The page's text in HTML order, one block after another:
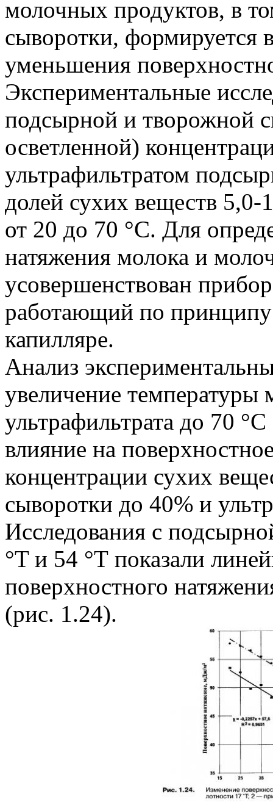
молочных продуктов, в
сыворотки, формируется
уменьшения
Экспериментальные
подсырной и творожной
осветленной)
ультрафильтратом
долей сухих веществ 5,0-
от 20 до 70 °С. Для
натяжения молока и
усовершенствован
работающий по принципу
капилляре.
Анализ
увеличение
ультрафильтрата до 70
влияние на
концентрации сухих
сыворотки до 40% и
Исследования с
°T и 54 °Т показали
поверхностного
(рис. 1.24).